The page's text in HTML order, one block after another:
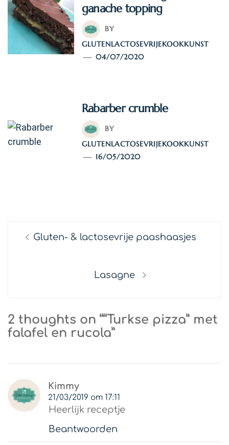
ganache topping
BY
GLUTENLACTOSEVRIJEKOOKKUNST
04/07/2020
Rabarber crumble
BY
GLUTENLACTOSEVRIJEKOOKKUNST
16/05/2020
Bericht
navigatie
Previous
Gluten- & lactosevrije paashaasjes
Next
Lasagne
2 thoughts on ““Turkse pizza” met
falafel en rucola”
Kimmy
21/03/2019 om 17:11
Heerlijk receptje
Beantwoorden